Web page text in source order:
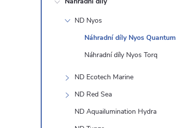
ND Nyos
Náhradní díly Nyos Quantum
Náhradní díly Nyos Torq
ND Ecotech Marine
ND Red Sea
ND Aquailumination Hydra